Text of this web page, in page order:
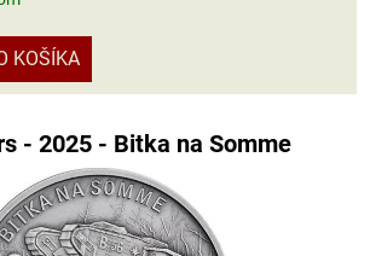
KOŠÍKA
- 2025 - Bitka na Somme